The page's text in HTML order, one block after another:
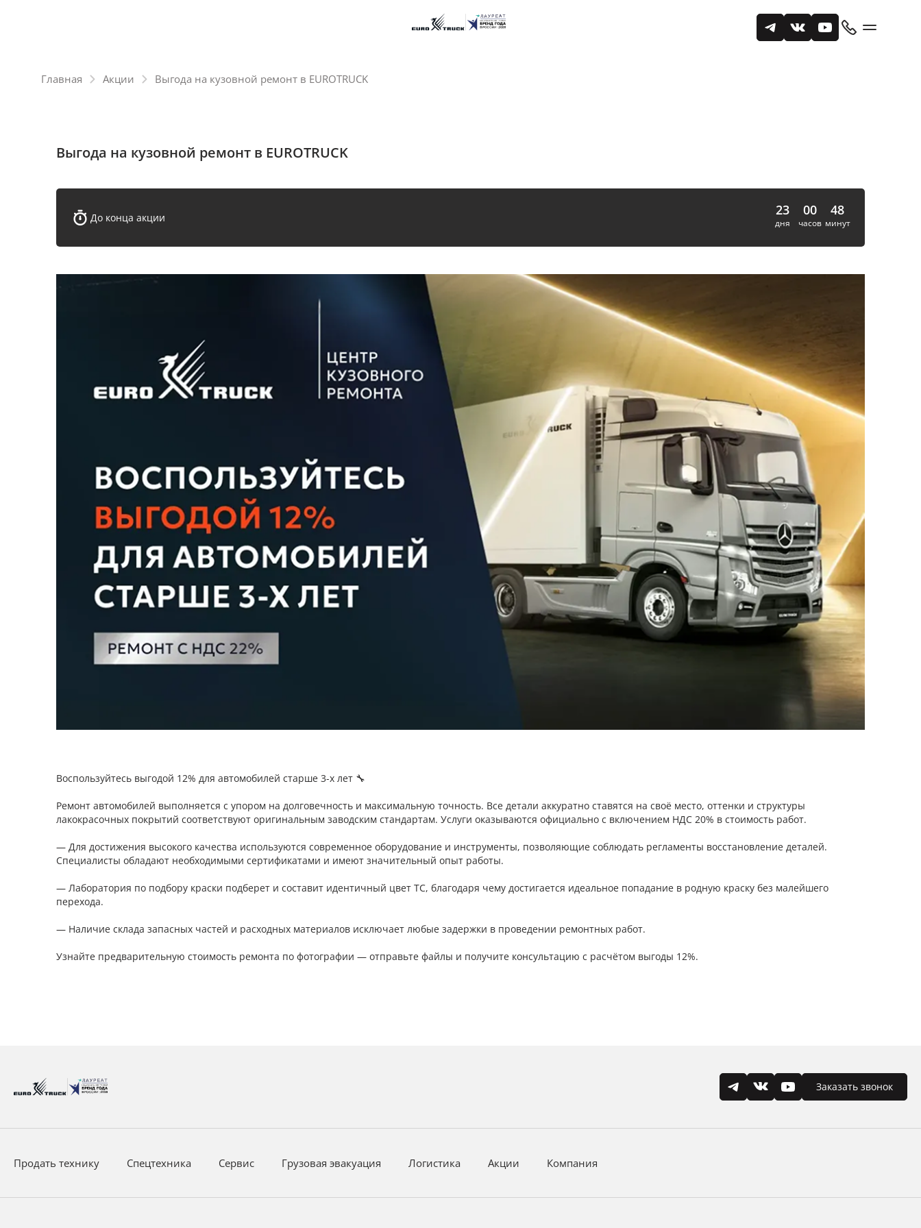
Главная Акции Выгода на кузовной ремонт в EUROTRUCK
Выгода на кузовной ремонт в EUROTRUCK
До конца акции 23 00 48
Воспользуйтесь выгодой 12% для автомобилей старше 3-х лет 🔧
Ремонт автомобилей выполняется с упором на долговечность и максимальную точность. Все детали аккуратно ставятся на своё место, оттенки и структуры
лакокрасочных покрытий соответствуют оригинальным заводским стандартам. Услуги оказываются официально с включением НДС 20% в стоимость работ.
— Для достижения высокого качества используются современное оборудование и инструменты, позволяющие соблюдать регламенты восстановление деталей.
Специалисты обладают необходимыми сертификатами и имеют значительный опыт работы.
— Лаборатория по подбору краски подберет и составит идентичный цвет ТС, благодаря чему достигается идеальное попадание в родную краску без малейшего
перехода.
— Наличие склада запасных частей и расходных материалов исключает любые задержки в проведении ремонтных работ.
Узнайте предварительную стоимость ремонта по фотографии — отправьте файлы и получите консультацию с расчётом выгоды 12%.
Заказать звонок
Продать технику Спецтехника Сервис Грузовая эвакуация Логистика Акции Компания